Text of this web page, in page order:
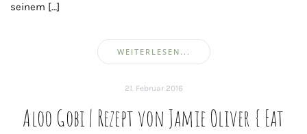
seinem […]
WEITERLESEN...
21. Februar 2016
Aloo Gobi | Rezept von Jamie Oliver { Eat